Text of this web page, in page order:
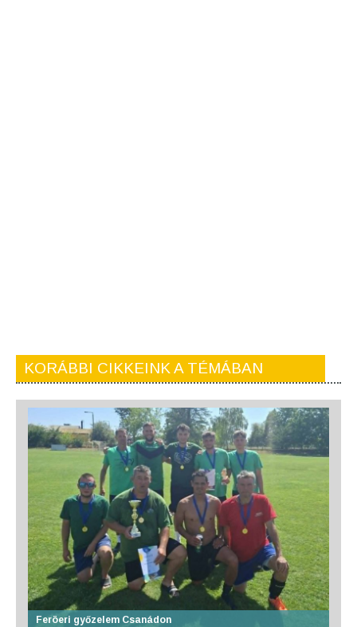
KORÁBBI CIKKEINK A TÉMÁBAN
Feröeri győzelem Csanádon